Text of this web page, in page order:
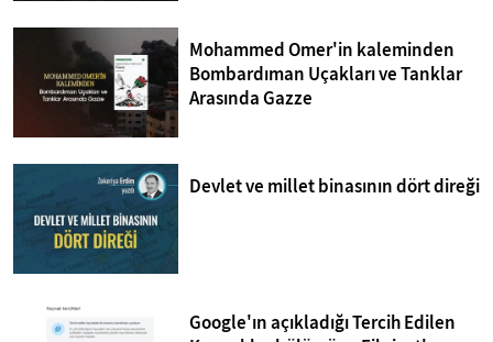
Mohammed Omer'in kaleminden
Bombardıman Uçakları ve Tanklar
Arasında Gazze
Devlet ve millet binasının dört direği
Google'ın açıkladığı Tercih Edilen